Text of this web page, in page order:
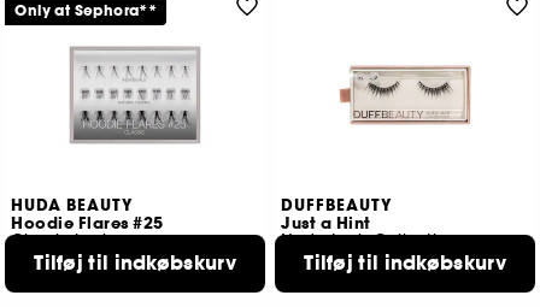
HUDA BEAUTY
Hoodie Flares #25
Classic Lashes
189,00 KR
Tilføj til indkøbskurv
Only at Sephora**
DUFFBEAUTY
Just a Hint
Nude Lash Collection
185,00 KR
Tilføj til indkøbskurv